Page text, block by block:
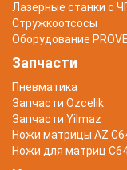
Лазерные станки с
Стружкоотсосы
Оборудование
Запчасти
Пневматика
Запчасти Ozcelik
Запчасти Yilmaz
Ножи матрицы AZ
Ножи для матриц